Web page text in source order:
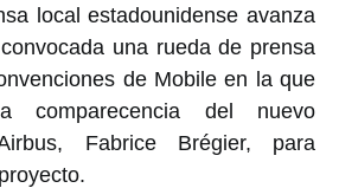
local estadounidense avanza
una rueda de prensa
de Mobile en la que
comparecencia del nuevo
Fabrice Brégier, para